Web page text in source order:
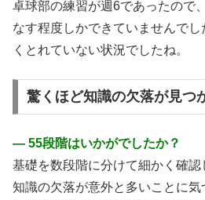
卓球部の練習が週6であったので
なす程度しかできていませんで
くとれていない状況でしたね。
驚くほど知識の欠落が見つ
― 55段階はいかがでしたか？
基礎を数段階に分けて細かく確
知識の欠落が意外と多いことに